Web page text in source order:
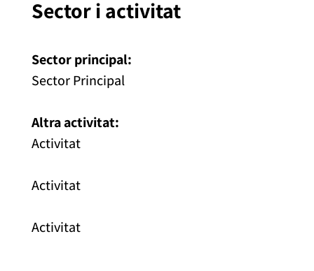
Sector i activitat
Sector principal:
Sector Principal
Altra activitat:
Activitat
Activitat
Activitat